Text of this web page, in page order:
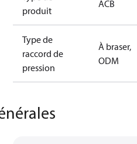
produit
ACB
Type de
raccord de
pression
À braser,
ODM